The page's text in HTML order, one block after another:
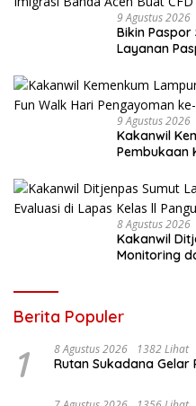
9 Agustus 2026
Bikin Paspor
Layanan
9 Agustus 2026
Kakanwil
Pembukaan
8 Agustus 2026
Kakanwil
Monitoring
Berita Populer
1 8 Agustus 2026 1382 Lihat
Rutan Sukadana Gelar